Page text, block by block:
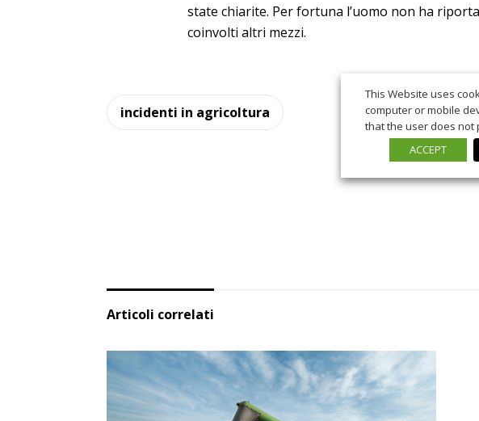
state chiarite. Per fortuna l’uomo non ha
coinvolti altri mezzi.
incidenti in agricoltura
Articoli correlati
This Website uses
computer or mobile
that the user does not
ACCEPT